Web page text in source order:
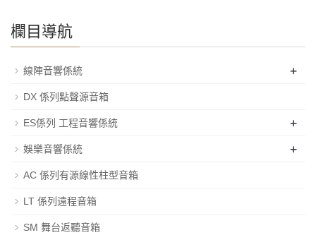
欄目導航
線陣音響係統 +
DX 係列點聲源音箱
ES係列 工程音響係統 +
娛樂音響係統 +
AC 係列有源線性柱型音箱
LT 係列遠程音箱
SM 舞台返聽音箱